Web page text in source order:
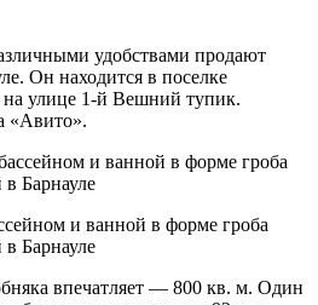
удобствами продают
Он находится в поселке
на улице 1-й Вешний тупик.
«Авито».
и ванной в форме гроба
Барнауле
впечатляет — 800 кв. м. Один